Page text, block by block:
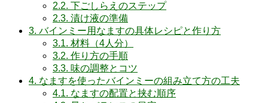
2.2. 下ごしらえのステップ
2.3. 漬け液の準備
3. バインミー用なますの具体レシピと作り方
3.1. 材料（4人分）
3.2. 作り方の手順
3.3. 味の調整とコツ
4. なますを使ったバインミーの組み立て方の工夫
4.1. なますの配置と挟む順序